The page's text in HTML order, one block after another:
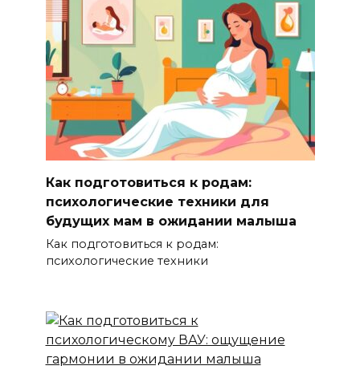
Как подготовиться к родам:
психологические техники для
будущих мам в ожидании малыша
Как подготовиться к родам:
психологические техники